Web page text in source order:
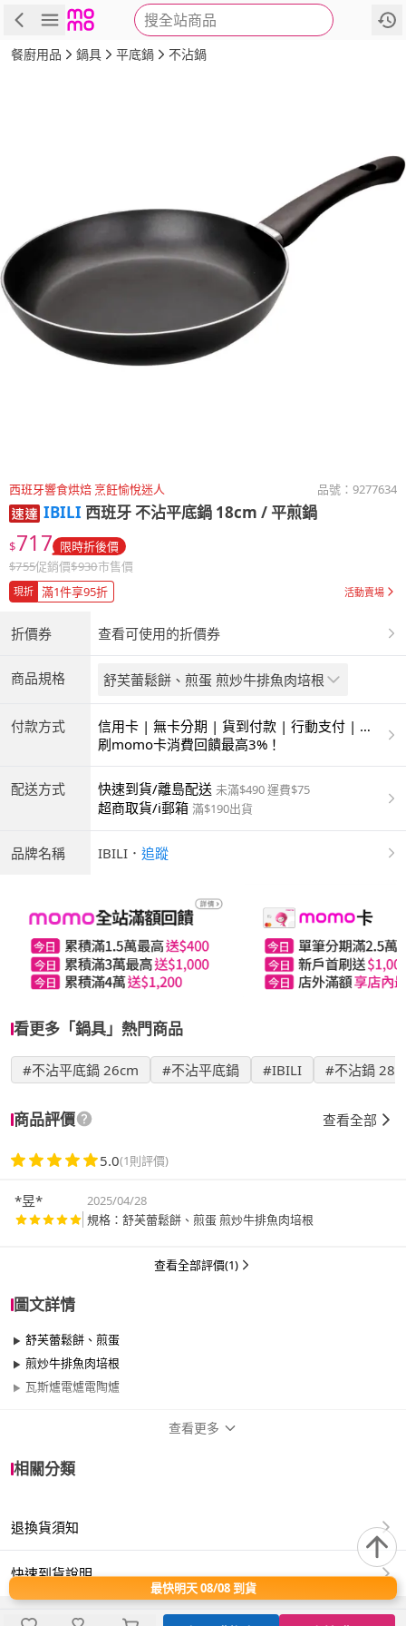
搜全站商品
商品 評價 詳情
餐廚用品 鍋具 平底鍋 不沾鍋
西班牙響食烘焙 烹飪愉悅迷人 品號： 9277634
IBILI 西班牙 不沾平底鍋 18cm / 平煎鍋
$717 限時折後價
$755促銷價$930市售價
現折 滿1件享95折 活動賣場
折價券 查看可使用的折價券
商品規格 舒芙蕾鬆餅、煎蛋 煎炒牛排魚肉培根
付款方式
信用卡 | 無卡分期 | 貨到付款 | 行動支付 | 超
商付款 | ATM | 銀聯卡
刷momo卡消費回饋最高3%！
配送方式 快速到貨/離島配送 未滿$490 運費$75
超商取貨/i郵箱 滿$190出貨
品牌名稱 IBILI ． 追蹤
看更多「鍋具」熱門商品
#不沾平底鍋 26cm #不沾平底鍋 #IBILI #不沾鍋
商品評價 查看全部
5.0(1則評價)
*昱*
2025/04/28
規格：舒芙蕾鬆餅、煎蛋 煎炒牛排魚肉培根
查看全部評價(1)
圖文詳情
舒芙蕾鬆餅、煎蛋
煎炒牛排魚肉培根
瓦斯爐電爐電陶爐
尺寸
材質 其他合金
適用於
電磁爐、洗碗機、瓦斯爐、電陶爐、黑晶爐、
查看更多
相關分類
退換貨須知
快速到貨說明
最快明天 08/08 到貨